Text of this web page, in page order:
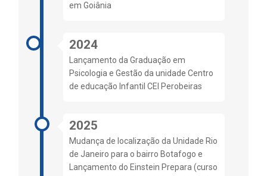
em Goiânia
2024
Lançamento da Graduação em
Psicologia e Gestão da unidade Centro
de educação Infantil CEI Perobeiras
2025
Mudança de localização da Unidade Rio
de Janeiro para o bairro Botafogo e
Lançamento do Einstein Prepara (curso